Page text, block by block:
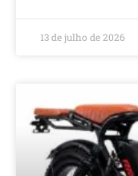
13 de julho de 2026